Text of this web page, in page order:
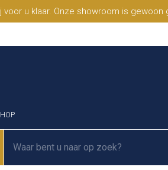
voor u klaar. Onze showroom is